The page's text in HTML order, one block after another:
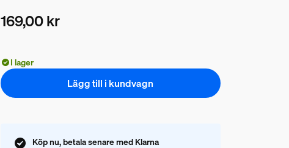
169,00 kr
I lager
Lägg till i kundvagn
Köp nu, betala senare med Klarna